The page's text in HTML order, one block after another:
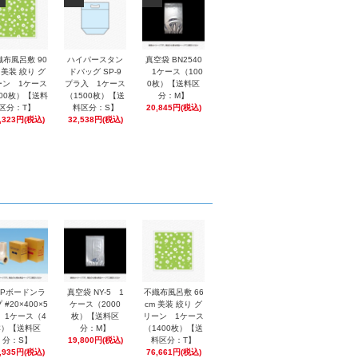
布風呂敷 90
装 絞り グ
ン 1ケース
枚）【送料
分：T】
円(税込)
ハイパースタン
ドバッグ SP-9
プラ入 1ケース
（1500枚）【送
料区分：S】
32,538円(税込)
真空袋 BN2540
1ケース（100
0枚）【送料区
分：M】
20,845円(税込)
ボードンラ
#20×400×5
ケース（4
【送料区
分：S】
円(税込)
真空袋 NY-5 1
ケース（2000
枚）【送料区
分：M】
19,800円(税込)
不織布風呂敷 66
cm 美装 絞り グ
リーン 1ケース
（1400枚）【送
料区分：T】
76,661円(税込)